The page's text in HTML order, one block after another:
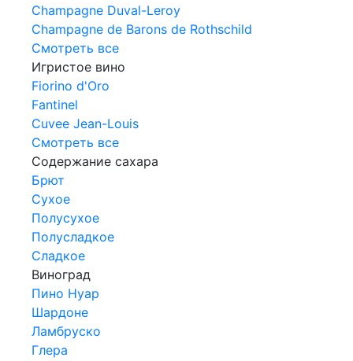
Champagne Duval-Leroy
Champagne de Barons de Rothschild
Смотреть все
Игристое вино
Fiorino d'Oro
Fantinel
Cuvee Jean-Louis
Смотреть все
Содержание сахара
Брют
Сухое
Полусухое
Полусладкое
Сладкое
Виноград
Пино Нуар
Шардоне
Ламбруско
Глера